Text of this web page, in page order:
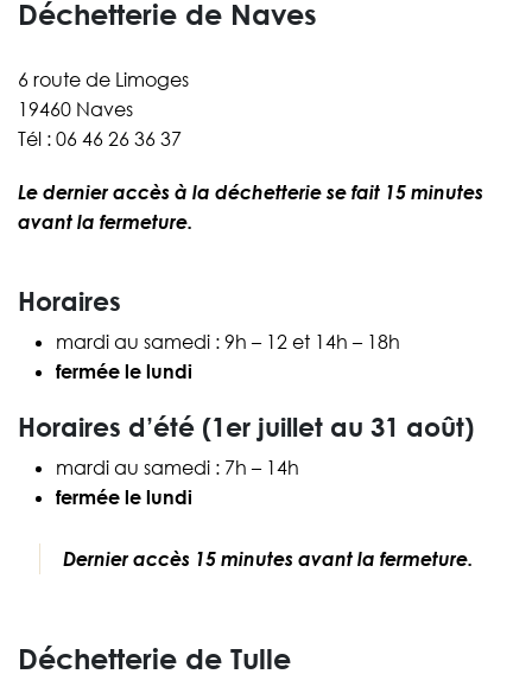
Déchetterie de Naves
6 route de Limoges
19460 Naves
Tél : 06 46 26 36 37
Le dernier accès à la déchetterie se fait 15 minutes
avant la fermeture.
Horaires
mardi au samedi : 9h – 12 et 14h – 18h
fermée le lundi
Horaires d’été (1er juillet au 31 août)
mardi au samedi : 7h – 14h
fermée le lundi
Dernier accès 15 minutes avant la fermeture.
Déchetterie de Tulle